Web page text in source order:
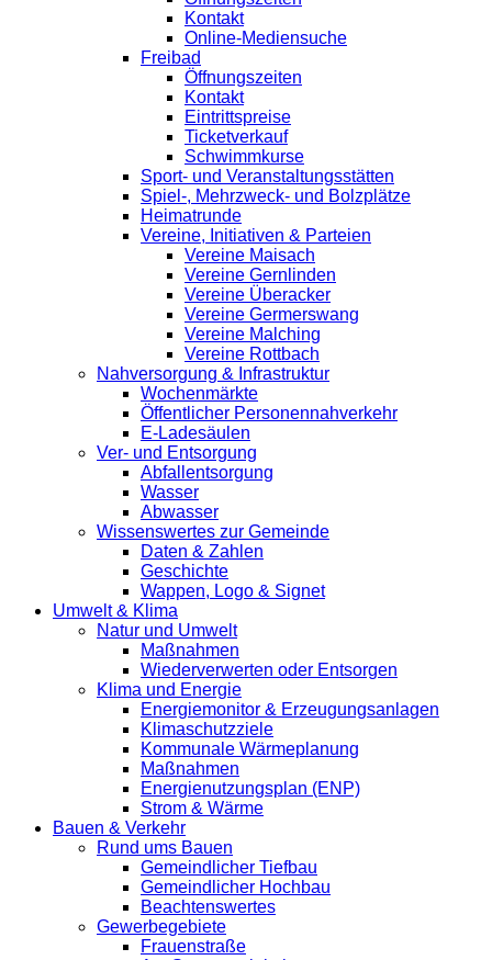
Kontakt
Online-Mediensuche
Freibad
Öffnungszeiten
Kontakt
Eintrittspreise
Ticketverkauf
Schwimmkurse
Sport- und Veranstaltungsstätten
Spiel-, Mehrzweck- und Bolzplätze
Heimatrunde
Vereine, Initiativen & Parteien
Vereine Maisach
Vereine Gernlinden
Vereine Überacker
Vereine Germerswang
Vereine Malching
Vereine Rottbach
Nahversorgung & Infrastruktur
Wochenmärkte
Öffentlicher Personennahverkehr
E-Ladesäulen
Ver- und Entsorgung
Abfallentsorgung
Wasser
Abwasser
Wissenswertes zur Gemeinde
Daten & Zahlen
Geschichte
Wappen, Logo & Signet
Umwelt & Klima
Natur und Umwelt
Maßnahmen
Wiederverwerten oder Entsorgen
Klima und Energie
Energiemonitor & Erzeugungsanlagen
Klimaschutzziele
Kommunale Wärmeplanung
Maßnahmen
Energienutzungsplan (ENP)
Strom & Wärme
Bauen & Verkehr
Rund ums Bauen
Gemeindlicher Tiefbau
Gemeindlicher Hochbau
Beachtenswertes
Gewerbegebiete
Frauenstraße